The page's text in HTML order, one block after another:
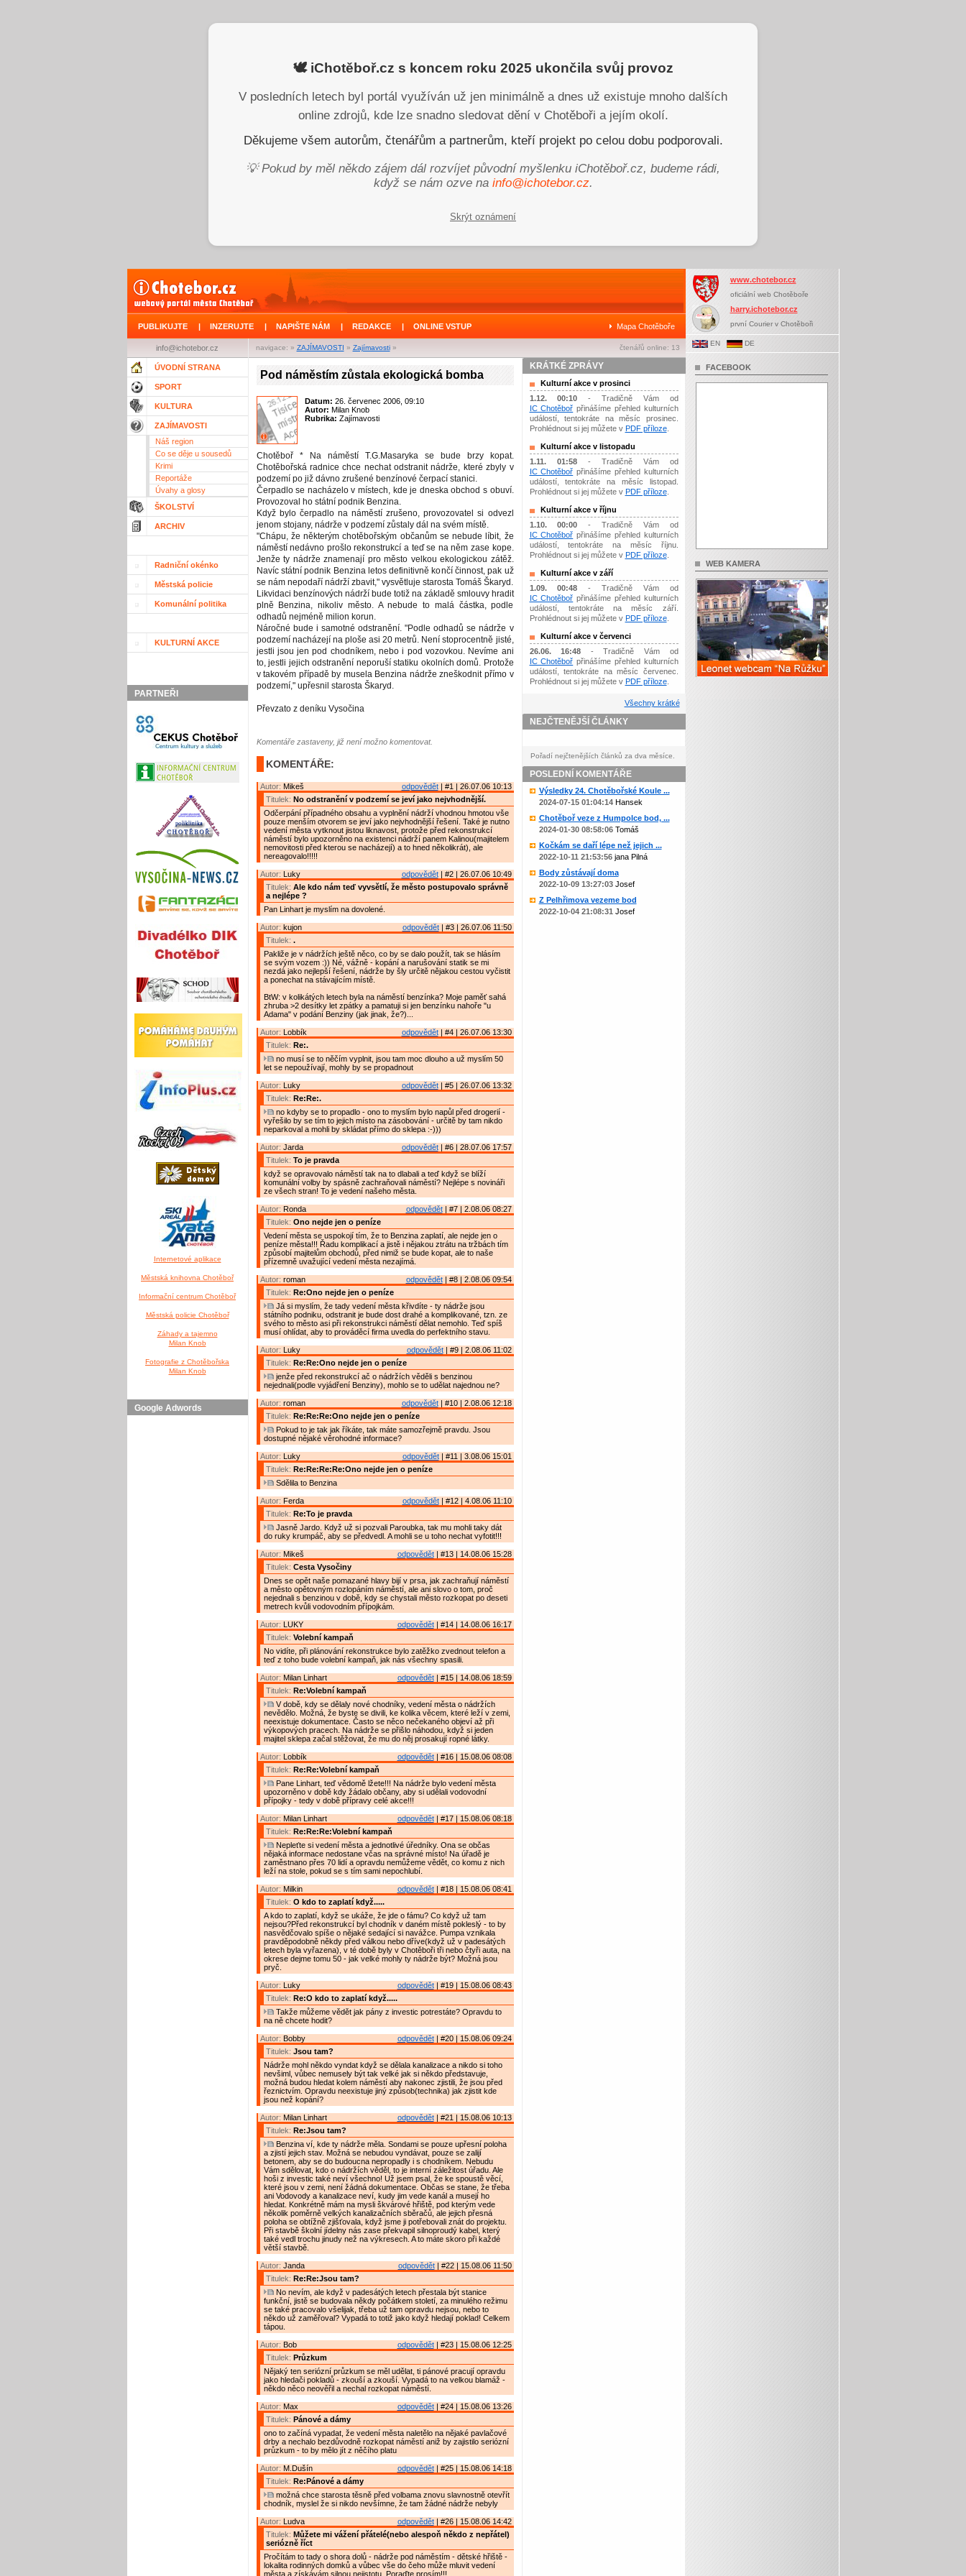
🕊️ iChotěboř.cz s koncem roku 2025 ukončila svůj provoz
V posledních letech byl portál využíván už jen minimálně a dnes už existuje mnoho dalších
online zdrojů, kde lze snadno sledovat dění v Chotěboři a jejím okolí.
Děkujeme všem autorům, čtenářům a partnerům, kteří projekt po celou dobu podporovali.
💡 Pokud by měl někdo zájem dál rozvíjet původní myšlenku iChotěboř.cz, budeme rádi,
když se nám ozve na info@ichotebor.cz.
Skrýt oznámení
PUBLIKUJTE | INZERUJTE | NAPIŠTE NÁM | REDAKCE | ONLINE VSTUP Mapa Chotěboře
navigace: » ZAJÍMAVOSTI » Zajímavosti» čtenářů online: 13
info@ichotebor.cz
ÚVODNÍ STRANA
SPORT
KULTURA
ZAJÍMAVOSTI
Náš region
Co se děje u sousedů
Krimi
Reportáže
Úvahy a glosy
ŠKOLSTVÍ
ARCHIV
Radniční okénko
Městská policie
Komunální politika
KULTURNÍ AKCE
PARTNEŘI
Internetové aplikace
Městská knihovna Chotěboř
Informační centrum Chotěboř
Městská policie Chotěboř
Záhady a tajemno
Milan Knob
Fotografie z Chotěbořska
Milan Knob
Google Adwords
Pod náměstím zůstala ekologická bomba
Datum: 26. červenec 2006, 09:10
Autor: Milan Knob
Rubrika: Zajímavosti
Chotěboř * Na náměstí T.G.Masaryka se bude brzy kopat.
Chotěbořská radnice chce nechat odstranit nádrže, které zbyly v
podzemí po již dávno zrušené benzínové čerpací stanici.
Čerpadlo se nacházelo v místech, kde je dneska obchod s obuví.
Provozoval ho státní podnik Benzina.
Když bylo čerpadlo na náměstí zrušeno, provozovatel si odvezl
jenom stojany, nádrže v podzemí zůstaly dál na svém místě.
"Chápu, že některým chotěbořským občanům se nebude líbit, že
náměstí nedávno prošlo rekonstrukcí a teď se na něm zase kope.
Jenže ty nádrže znamenají pro město velkou ekologickou zátěž.
Navíc státní podnik Benzina letos definitivně končí činnost, pak už
se nám nepodaří nádrží zbavit," vysvětluje starosta Tomáš Škaryd.
Likvidaci benzínových nádrží bude totiž na základě smlouvy hradit
plně Benzina, nikoliv město. A nebude to malá částka, podle
odhadů nejméně milion korun.
Náročné bude i samotné odstranění. "Podle odhadů se nádrže v
podzemí nacházejí na ploše asi 20 metrů. Není stoprocentně jisté,
jestli jsou jen pod chodníkem, nebo i pod vozovkou. Nevíme ani
to, jestli jejich odstranění neporuší statiku okolních domů. Protože
v takovém případě by musela Benzina nádrže zneškodnit přímo v
podzemí," upřesnil starosta Škaryd.
Převzato z deníku Vysočina
Komentáře zastaveny, již není možno komentovat.
KOMENTÁŘE:
odpovědět| #1 | 26.07.06 10:13
Autor: Mikeš
Titulek: No odstranění v podzemí se jeví jako nejvhodnější.
Odčerpání případného obsahu a vyplnění nádrží vhodnou hmotou vše
pouze menším otvorem se jeví jako nejvhodnější řešení. Také je nutno
vedení města vytknout jistou liknavost, protože před rekonstrukcí
náměstí bylo upozorněno na existenci nádrží panem Kalinou(majitelem
nemovitosti před kterou se nacházejí) a to hned několikrát), ale
nereagovalo!!!!!
odpovědět| #2 | 26.07.06 10:49
Autor: Luky
Titulek: Ale kdo nám teď vyvsětlí, že město postupovalo správně
a nejlépe ?
Pan Linhart je myslím na dovolené.
odpovědět| #3 | 26.07.06 11:50
Autor: kujon
Titulek: .
Pakliže je v nádržích ještě něco, co by se dalo použít, tak se hlásím
se svým vozem :)) Né, vážně - kopání a narušování statik se mi
nezdá jako nejlepší řešení, nádrže by šly určitě nějakou cestou vyčistit
a ponechat na stávajícím místě.
BtW: v kolikátých letech byla na náměstí benzínka? Moje paměť sahá
zhruba >2 desítky let zpátky a pamatuji si jen benzínku nahoře "u
Adama" v podání Benziny (jak jinak, že?)...
odpovědět| #4 | 26.07.06 13:30
Autor: Lobbík
Titulek: Re:.
no musí se to něčím vyplnit, jsou tam moc dlouho a už myslím 50
let se nepoužívají, mohly by se propadnout
odpovědět| #5 | 26.07.06 13:32
Autor: Luky
Titulek: Re:Re:.
no kdyby se to propadlo - ono to myslím bylo napůl před drogerií -
vyřešilo by se tím to jejich místo na zásobování - určitě by tam nikdo
neparkoval a mohli by skládat přímo do sklepa :-)))
odpovědět| #6 | 28.07.06 17:57
Autor: Jarda
Titulek: To je pravda
když se opravovalo náměstí tak na to dlabali a teď když se blíží
komunální volby by spásně zachraňovali náměstí? Nejlépe s novináři
ze všech stran! To je vedení našeho města.
odpovědět| #7 | 2.08.06 08:27
Autor: Ronda
Titulek: Ono nejde jen o peníze
Vedení města se uspokojí tím, že to Benzina zaplatí, ale nejde jen o
peníze města!!! Řadu komplikací a jistě i nějakou ztrátu na tržbách tím
způsobí majitelům obchodů, před nimiž se bude kopat, ale to naše
přízemně uvažující vedení města nezajímá.
odpovědět| #8 | 2.08.06 09:54
Autor: roman
Titulek: Re:Ono nejde jen o peníze
Já si myslím, že tady vedení města křivdíte - ty nádrže jsou
státního podniku, odstranit je bude dost drahé a komplikované, tzn. ze
svého to město asi při rekonstrukci náměstí dělat nemohlo. Teď spíš
musí ohlídat, aby to prováděcí firma uvedla do perfektního stavu.
odpovědět| #9 | 2.08.06 11:02
Autor: Luky
Titulek: Re:Re:Ono nejde jen o peníze
jenže před rekonstrukcí ač o nádržích věděli s benzinou
nejednali(podle vyjádření Benziny), mohlo se to udělat najednou ne?
odpovědět| #10 | 2.08.06 12:18
Autor: roman
Titulek: Re:Re:Re:Ono nejde jen o peníze
Pokud to je tak jak říkáte, tak máte samozřejmě pravdu. Jsou
dostupné nějaké věrohodné informace?
odpovědět| #11 | 3.08.06 15:01
Autor: Luky
Titulek: Re:Re:Re:Re:Ono nejde jen o peníze
Sdělila to Benzina
odpovědět| #12 | 4.08.06 11:10
Autor: Ferda
Titulek: Re:To je pravda
Jasně Jardo. Když už si pozvali Paroubka, tak mu mohli taky dát
do ruky krumpáč, aby se předvedl. A mohli se u toho nechat vyfotit!!!
odpovědět| #13 | 14.08.06 15:28
Autor: Mikeš
Titulek: Cesta Vysočiny
Dnes se opět naše pomazané hlavy bijí v prsa, jak zachraňují náměstí
a město opětovným rozlopáním náměstí, ale ani slovo o tom, proč
nejednali s benzinou v době, kdy se chystali město rozkopat po deseti
metrech kvůli vodovodním přípojkám.
odpovědět| #14 | 14.08.06 16:17
Autor: LUKY
Titulek: Volební kampaň
No vidíte, při plánování rekonstrukce bylo zatěžko zvednout telefon a
teď z toho bude volební kampaň, jak nás všechny spasili.
odpovědět| #15 | 14.08.06 18:59
Autor: Milan Linhart
Titulek: Re:Volební kampaň
V době, kdy se dělaly nové chodníky, vedení města o nádržích
nevědělo. Možná, že byste se divili, ke kolika věcem, které leží v zemi,
neexistuje dokumentace. Často se něco nečekaného objeví až při
výkopových pracech. Na nádrže se přišlo náhodou, když si jeden
majitel sklepa začal stěžovat, že mu do něj prosakují ropné látky.
odpovědět| #16 | 15.08.06 08:08
Autor: Lobbík
Titulek: Re:Re:Volební kampaň
Pane Linhart, teď vědomě lžete!!! Na nádrže bylo vedení města
upozorněno v době kdy žádalo občany, aby si udělali vodovodní
přípojky - tedy v době přípravy celé akce!!!
odpovědět| #17 | 15.08.06 08:18
Autor: Milan Linhart
Titulek: Re:Re:Re:Volební kampaň
Nepleťte si vedení města a jednotlivé úředníky. Ona se občas
nějaká informace nedostane včas na správné místo! Na úřadě je
zaměstnano přes 70 lidí a opravdu nemůžeme vědět, co komu z nich
leží na stole, pokud se s tím sami nepochlubí.
odpovědět| #18 | 15.08.06 08:41
Autor: Milkin
Titulek: O kdo to zaplatí když.....
A kdo to zaplatí, když se ukáže, že jde o fámu? Co když už tam
nejsou?Před rekonstrukcí byl chodník v daném místě pokleslý - to by
nasvědčovalo spíše o nějaké sedající si navážce. Pumpa vznikala
pravděpodobně někdy před válkou nebo dříve(když už v padesátých
letech byla vyřazena), v té době byly v Chotěboři tři nebo čtyři auta, na
okrese dejme tomu 50 - jak velké mohly ty nádrže být? Možná jsou
pryč.
odpovědět| #19 | 15.08.06 08:43
Autor: Luky
Titulek: Re:O kdo to zaplatí když.....
Takže můžeme vědět jak pány z investic potrestáte? Opravdu to
na ně chcete hodit?
odpovědět| #20 | 15.08.06 09:24
Autor: Bobby
Titulek: Jsou tam?
Nádrže mohl někdo vyndat když se dělala kanalizace a nikdo si toho
nevšiml, vůbec nemusely být tak velké jak si někdo představuje,
možná budou hledat kolem náměstí aby nakonec zjistili, že jsou před
řeznictvím. Opravdu neexistuje jiný způsob(technika) jak zjistit kde
jsou než kopání?
odpovědět| #21 | 15.08.06 10:13
Autor: Milan Linhart
Titulek: Re:Jsou tam?
Benzina ví, kde ty nádrže měla. Sondami se pouze upřesní poloha
a zjistí jejich stav. Možná se nebudou vyndávat, pouze se zalijí
betonem, aby se do budoucna nepropadly i s chodníkem. Nebudu
Vám sdělovat, kdo o nádržích věděl, to je interní záležitost úřadu. Ale
hoši z investic také neví všechno! Už jsem psal, že ke spoustě věcí,
které jsou v zemi, není žádná dokumentace. Občas se stane, že třeba
ani Vodovody a kanalizace neví, kudy jim vede kanál a musejí ho
hledat. Konkrétně mám na mysli škvárové hřiště, pod kterým vede
několik poměrně velkých kanalizačních sběračů, ale jejich přesná
poloha se obtížně zjišťovala, když jsme ji potřebovali znát do projektu.
Při stavbě školní jídelny nás zase překvapil silnoproudý kabel, který
také vedl trochu jinudy než na výkresech. A to máte skoro při každé
větší stavbě.
odpovědět| #22 | 15.08.06 11:50
Autor: Janda
Titulek: Re:Re:Jsou tam?
No nevím, ale když v padesátých letech přestala být stanice
funkční, jistě se budovala někdy počátkem století, za minulého režimu
se také pracovalo všelijak, třeba už tam opravdu nejsou, nebo to
někdo už zaměřoval? Vypadá to totiž jako když hledají poklad! Celkem
tápou.
odpovědět| #23 | 15.08.06 12:25
Autor: Bob
Titulek: Průzkum
Nějaký ten seriózní průzkum se měl udělat, ti pánové pracují opravdu
jako hledači pokladů - zkouší a zkouší. Vypadá to na velkou blamáž -
někdo něco neověřil a nechal rozkopat náměstí.
odpovědět| #24 | 15.08.06 13:26
Autor: Max
Titulek: Pánové a dámy
ono to začíná vypadat, že vedení města naletělo na nějaké pavlačové
drby a nechalo bezdůvodně rozkopat náměstí aniž by zajistilo seriózní
průzkum - to by mělo jít z něčího platu
odpovědět| #25 | 15.08.06 14:18
Autor: M.Dušín
Titulek: Re:Pánové a dámy
možná chce starosta těsně před volbama znovu slavnostně otevřít
chodník, myslel že si nikdo nevšímne, že tam žádné nádrže nebyly
odpovědět| #26 | 15.08.06 14:42
Autor: Ludva
Titulek: Můžete mi vážení přátelé(nebo alespoň někdo z nepřátel)
seriózně říct
Pročítám to tady o shora dolů - nádrže pod náměstím - dětské hřiště -
lokalita rodinných domků a vůbec vše do čeho může mluvit vedení
města a získávám silnou nejistotu. Poraďte prosím!!!
KRÁTKÉ ZPRÁVY
Kulturní akce v prosinci
1.12. 00:10 - Tradičně Vám od
IC Chotěboř přinášíme přehled kulturních
událostí, tentokráte na měsíc prosinec.
Prohlédnout si jej můžete v PDF příloze.
Kulturní akce v listopadu
1.11. 01:58- Tradičně Vám od
IC Chotěboř přinášíme přehled kulturních
událostí, tentokráte na měsíc listopad.
Prohlédnout si jej můžete v PDF příloze.
Kulturní akce v říjnu
1.10. 00:00 - Tradičně Vám od
IC Chotěboř přinášíme přehled kulturních
událostí, tentokráte na měsíc říjnu.
Prohlédnout si jej můžete v PDF příloze.
Kulturní akce v září
1.09. 00:48 - Tradičně Vám od
IC Chotěboř přinášíme přehled kulturních
událostí, tentokráte na měsíc září.
Prohlédnout si jej můžete v PDF příloze.
Kulturní akce v červenci
26.06. 16:48 - Tradičně Vám od
IC Chotěboř přinášíme přehled kulturních
událostí, tentokráte na měsíc červenec.
Prohlédnout si jej můžete v PDF příloze.
Všechny krátké
NEJČTENĚJŠÍ ČLÁNKY
Pořadí nejčtenějších článků za dva měsíce.
POSLEDNÍ KOMENTÁŘE
Výsledky 24. Chotěbořské Koule ...
2024-07-15 01:04:14Hansek
Chotěboř veze z Humpolce bod, ...
2024-01-30 08:58:06Tomáš
Kočkám se daří lépe než jejich ...
2022-10-11 21:53:56jana Pilná
Body zůstávají doma
2022-10-09 13:27:03Josef
Z Pelhřimova vezeme bod
2022-10-04 21:08:31 Josef
www.chotebor.cz
oficiální web Chotěboře
harry.ichotebor.cz
první Courier v Chotěboři
EN DE
FACEBOOK
WEB KAMERA